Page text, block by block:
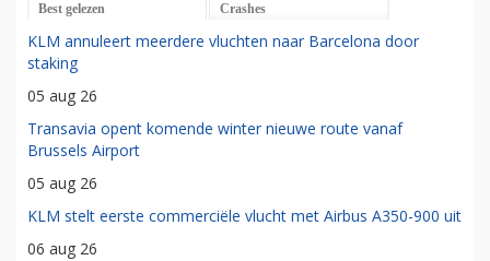
Best gelezen Crashes
KLM annuleert meerdere vluchten naar Barcelona door
staking
05 aug 26
Transavia opent komende winter nieuwe route vanaf
Brussels Airport
05 aug 26
KLM stelt eerste commerciële vlucht met Airbus A350-900 uit
06 aug 26